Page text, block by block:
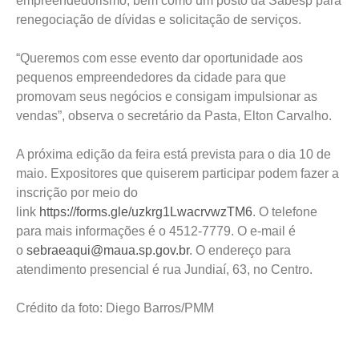
renegociação de dívidas e solicitação de serviços.
“Queremos com esse evento dar oportunidade aos
pequenos empreendedores da cidade para que
promovam seus negócios e consigam impulsionar as
vendas”, observa o secretário da Pasta, Elton Carvalho.
A próxima edição da feira está prevista para o dia 10 de
maio. Expositores que quiserem participar podem fazer a
inscrição por meio do
link https://forms.gle/uzkrg1LwacrvwzTM6. O telefone
para mais informações é o 4512-7779. O e-mail é
o sebraeaqui@maua.sp.gov.br. O endereço para
atendimento presencial é rua Jundiaí, 63, no Centro.
Crédito da foto: Diego Barros/PMM